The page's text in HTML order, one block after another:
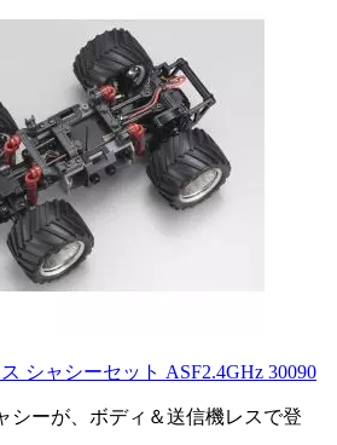
シャシーセット ASF2.4GHz 30090
シーが、ボディ＆送信機レスで登